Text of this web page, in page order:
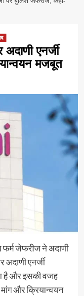
एनर्जी
मजबूत
जेफरीज ने अदाणी
अदाणी एनर्जी
है और इसकी वजह
और क्रियान्वयन